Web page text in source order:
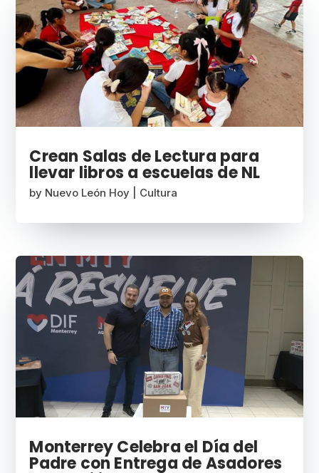
Crean Salas de Lectura para
llevar libros a escuelas de NL
by Nuevo León Hoy Cultura
Monterrey Celebra el Día del
Padre con Entrega de Asadores